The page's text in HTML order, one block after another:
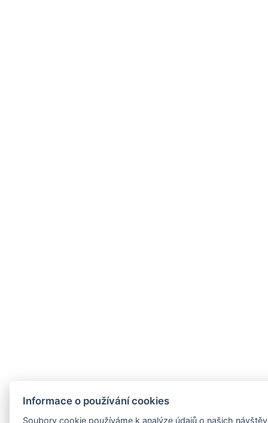
Informace o používání cookies
Soubory cookie používáme k analýze údajů o našich